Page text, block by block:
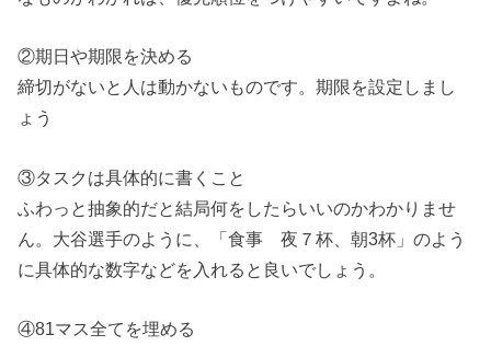
②期日や期限を決める
締切がないと人は動かないものです。期限を設定しまし
ょう
③タスクは具体的に書くこと
ふわっと抽象的だと結局何をしたらいいのかわかりませ
ん。大谷選手のように、「食事 夜７杯、朝3杯」のよう
に具体的な数字などを入れると良いでしょう。
④81マス全てを埋める